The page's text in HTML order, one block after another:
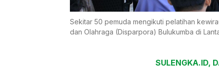
Sekitar 50 pemuda mengikuti pelatihan
dan Olahraga (Disparpora) Bulukumba di
SULENGKA.ID,